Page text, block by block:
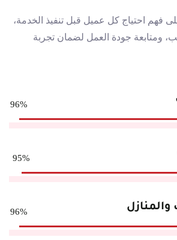
فهم احتياج كل عميل قبل تنفيذ الخدمة،
ومتابعة جودة العمل لضمان تجربة
96%
95%
96%